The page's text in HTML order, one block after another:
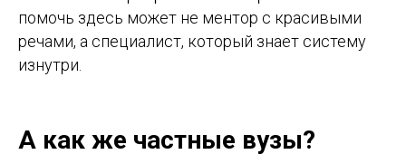
помочь здесь может не ментор с красивыми
речами, а специалист, который знает систему
изнутри.
А как же частные вузы?